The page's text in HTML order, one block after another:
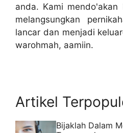
anda. Kami
melangsungkan
lancar dan menjadi
warohmah, aamiin.
Artikel
Bijaklah Dalam